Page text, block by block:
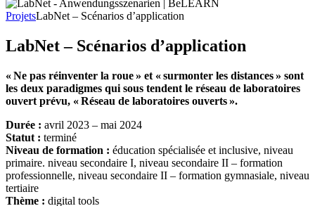
ProjetsLabNet – Scénarios d’application
LabNet – Scénarios d’application
« Ne pas réinventer la roue » et « surmonter les distances » sont
les deux paradigmes qui sous tendent le réseau de laboratoires
ouvert prévu, « Réseau de laboratoires ouverts ».
Durée : avril 2023 – mai 2024
Statut : terminé
Niveau de formation : éducation spécialisée et inclusive, niveau
primaire. niveau secondaire I, niveau secondaire II – formation
professionnelle, niveau secondaire II – formation gymnasiale, niveau
tertiaire
Thème : digital tools